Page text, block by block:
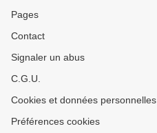
Pages
Contact
Signaler un abus
C.G.U.
Cookies et données personnelles
Préférences cookies